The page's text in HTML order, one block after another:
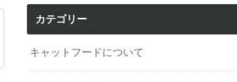
カテゴリー
キャットフードについて